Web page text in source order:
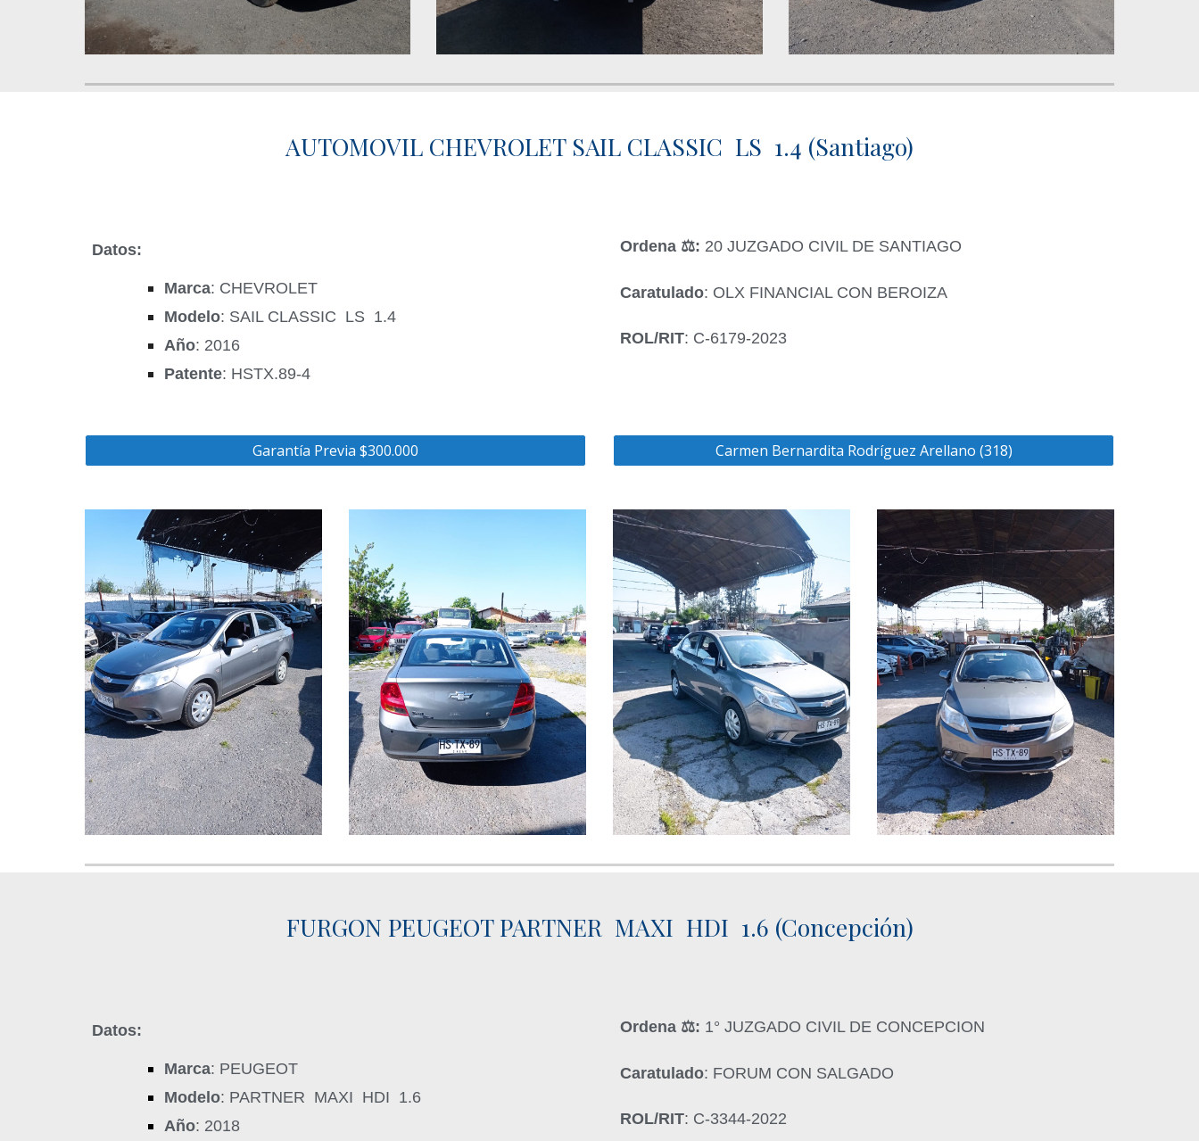
AUTOMOVIL CHEVROLET SAIL CLASSIC LS 1.4 (Santiago)
Datos:
Marca: CHEVROLET
Modelo: SAIL CLASSIC LS 1.4
Año: 2016
Patente: HSTX.89-4
Ordena ‍⚖️: 20 JUZGADO CIVIL DE SANTIAGO
Caratulado: OLX FINANCIAL CON BEROIZA
ROL/RIT: C-6179-2023
Garantía Previa $300.000 Carmen Bernardita Rodríguez Arellano (318)
FURGON PEUGEOT PARTNER MAXI HDI 1.6 (Concepción)
Datos:
Marca: PEUGEOT
Modelo: PARTNER MAXI HDI 1.6
Año: 2018
Ordena ‍⚖️: 1° JUZGADO CIVIL DE CONCEPCION
Caratulado: FORUM CON SALGADO
ROL/RIT: C-3344-2022